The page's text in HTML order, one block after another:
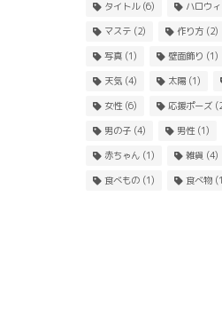
タイトル(6) ハロウ
マステ(2) 作り方(2)
写真(1) 壁面飾り (1)
天気(4) 太陽(1)
女性(6) 応援ポーズ
男の子(4) 男性(1)
赤ちゃん(1) 雑貨 (4)
食べもの(1) 食べ物